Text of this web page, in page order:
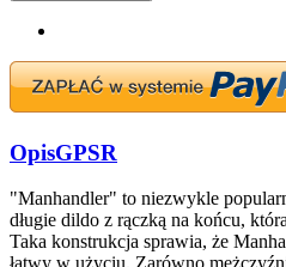
OpisGPSR
"Manhandler" to niezwykle
długie dildo z rączką na końcu,
Taka konstrukcja sprawia, że